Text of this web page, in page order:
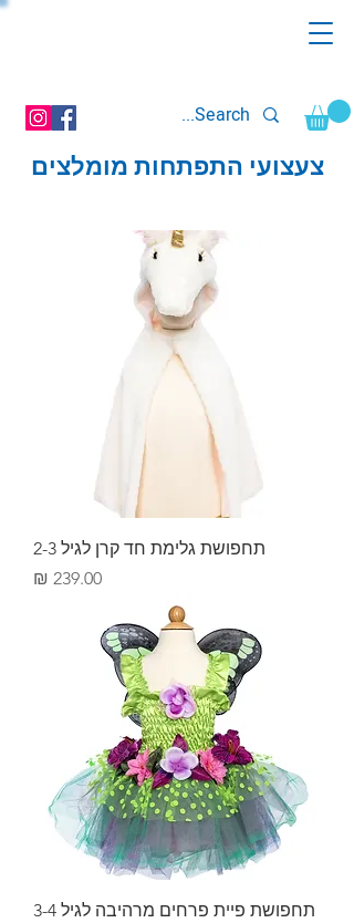
צעצועי התפתחות מומלצים
תחפושת גלימת חד קרן לגיל 2-3
מחיר
תחפושת פיית פרחים מרהיבה לגיל 3-4